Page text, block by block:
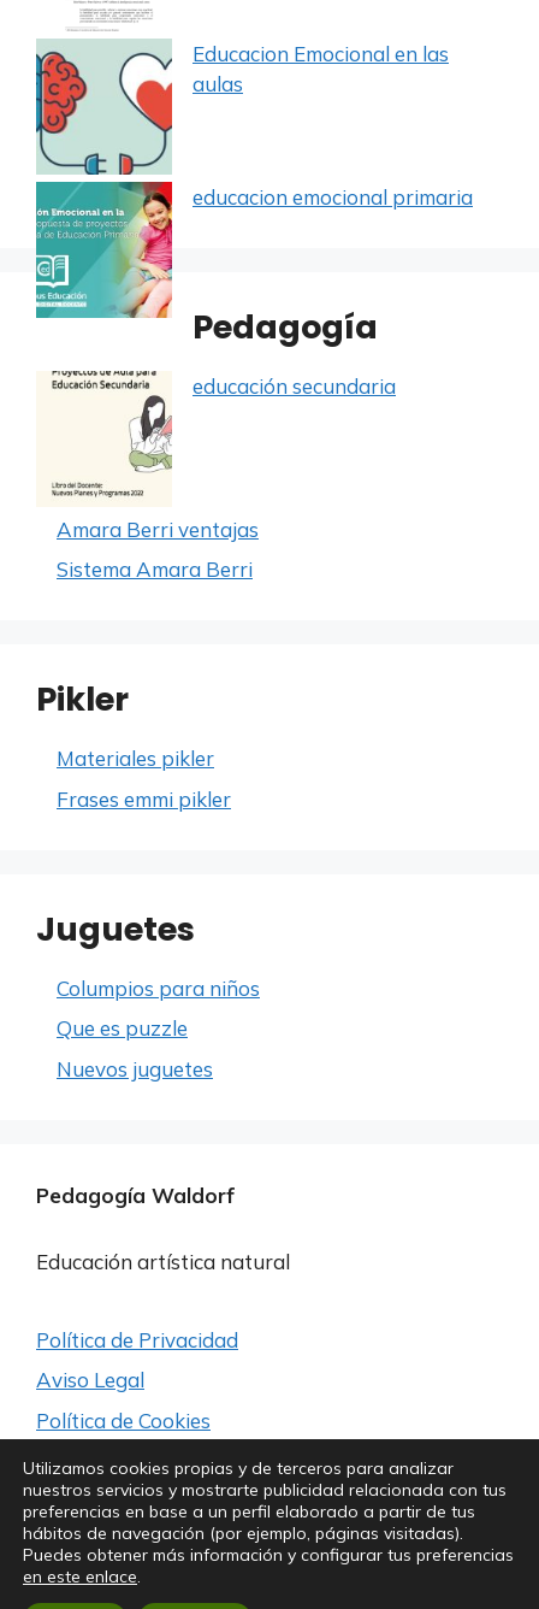
Educacion Emocional en las
aulas
educacion emocional primaria
Pedagogía
educación secundaria
Amara Berri ventajas
Sistema Amara Berri
Pikler
Materiales pikler
Frases emmi pikler
Juguetes
Columpios para niños
Que es puzzle
Nuevos juguetes
Pedagogía Waldorf
Educación artística natural
Política de Privacidad
Aviso Legal
Política de Cookies
Síguenos para estar a la última
Utilizamos cookies propias y de terceros para analizar
nuestros servicios y mostrarte publicidad relacionada con tus
preferencias en base a un perfil elaborado a partir de tus
hábitos de navegación (por ejemplo, páginas visitadas).
Puedes obtener más información y configurar tus preferencias
en este enlace.